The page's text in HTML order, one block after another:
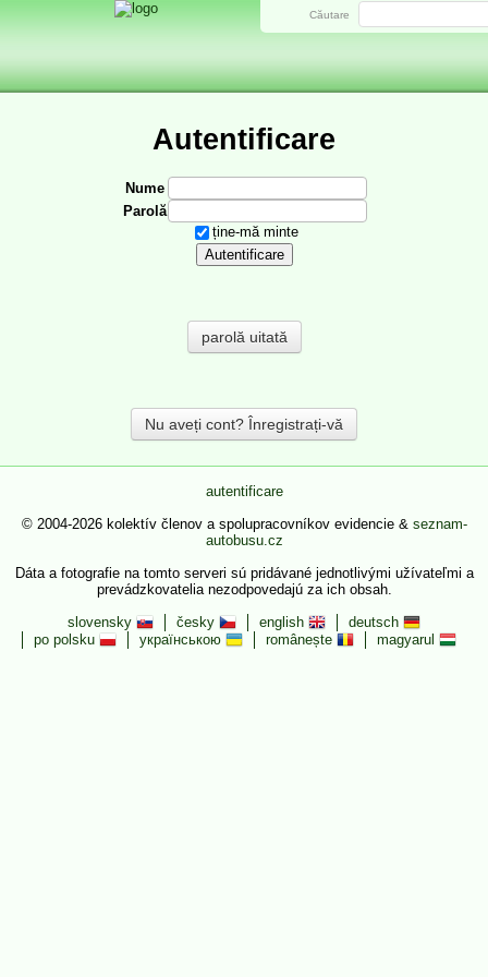
Autentificare
Nume
Parolă
ține-mă minte
parolă uitată
Nu aveți cont? Înregistrați-vă
Căutare
autentificare
© 2004-2026 kolektív členov a spolupracovníkov evidencie & seznam-
autobusu.cz
Dáta a fotografie na tomto serveri sú pridávané jednotlivými užívateľmi a
prevádzkovatelia nezodpovedajú za ich obsah.
slovensky
česky english
deutsch
po polsku
українською românește magyarul